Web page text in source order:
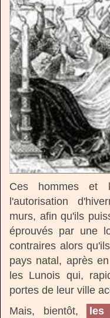
Ces hommes et
l'autorisation
murs, afin qu'ils
éprouvés par une
contraires alors
pays natal, après
les Lunois qui,
portes de leur ville
Mais, bientôt,
les